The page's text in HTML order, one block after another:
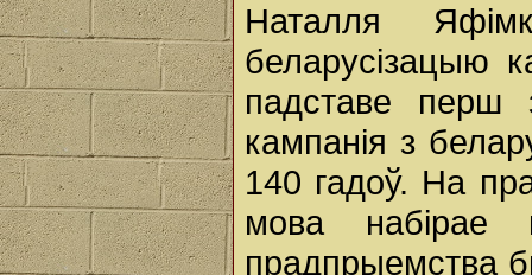
Наталля
беларусізацыю
падставе перш
кампанія з
140 гадоў. На
мова набірае
прадпрыемства